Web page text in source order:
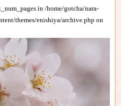
in/home/gotcha/nara-
themes/enishiya/archive.php on